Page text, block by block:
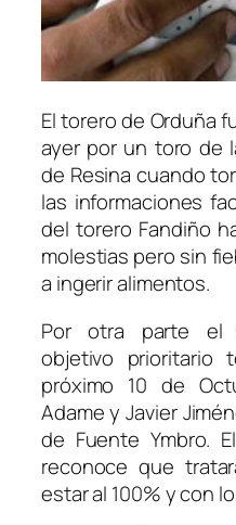
El torero de Orduña
ayer por un toro de
de Resina cuando
las informaciones
del torero Fandiño
molestias pero sin
a ingerir alimentos.
Por otra parte el
objetivo prioritario
próximo 10 de
Adame y Javier
de Fuente Ymbro.
reconoce que
estar al 100% y con